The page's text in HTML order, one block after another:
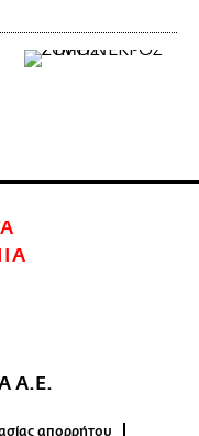
Α.Ε.
απορρήτου